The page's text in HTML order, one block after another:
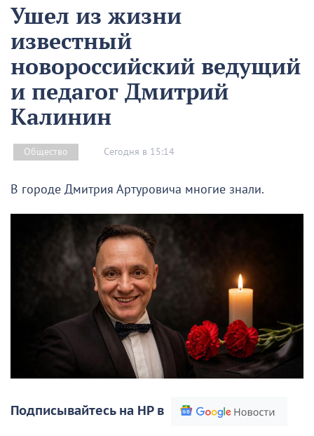
Ушел из жизни
известный
новороссийский ведущий
и педагог Дмитрий
Калинин
Общество Сегодня в 15:14
В городе Дмитрия Артуровича многие знали.
Подписывайтесь на НР в